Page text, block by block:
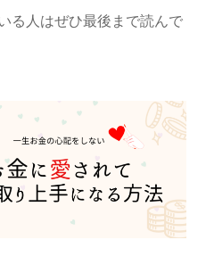
る人はぜひ最後まで読んで